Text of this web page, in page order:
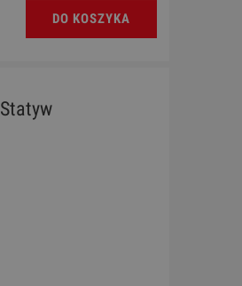
DO KOSZYKA